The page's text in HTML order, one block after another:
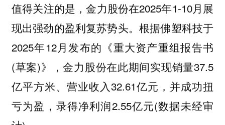
值得关注的是，金力股份在2025年1-10月展
现出强劲的盈利复苏势头。根据佛塑科技于
2025年12月发布的《重大资产重组报告书
(草案)》，金力股份在此期间实现销量37.5
亿平方米、营业收入32.61亿元，并成功扭
亏为盈，录得净利润2.55亿元(数据未经审